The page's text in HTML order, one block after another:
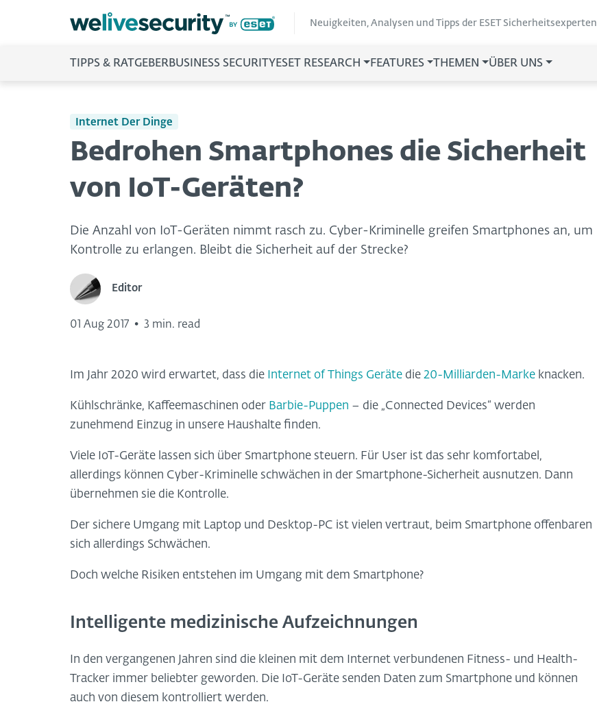
Neuigkeiten, Analysen und Tipps der ESET Sicherheitsexperten
TIPPS & RATGEBERBUSINESS SECURITY ESET RESEARCH FEATURES THEMEN ÜBER UNS
Internet Der Dinge
Bedrohen Smartphones die Sicherheit
von IoT-Geräten?
Die Anzahl von IoT-Geräten nimmt rasch zu. Cyber-Kriminelle greifen Smartphones an, um
Kontrolle zu erlangen. Bleibt die Sicherheit auf der Strecke?
Editor
01 Aug 2017 • 3 min. read
Im Jahr 2020 wird erwartet, dass die Internet of Things Geräte die 20-Milliarden-Marke knacken.
Kühlschränke, Kaffeemaschinen oder Barbie-Puppen – die „Connected Devices“ werden
zunehmend Einzug in unsere Haushalte finden.
Viele IoT-Geräte lassen sich über Smartphone steuern. Für User ist das sehr komfortabel,
allerdings können Cyber-Kriminelle schwächen in der Smartphone-Sicherheit ausnutzen. Dann
übernehmen sie die Kontrolle.
Der sichere Umgang mit Laptop und Desktop-PC ist vielen vertraut, beim Smartphone offenbaren
sich allerdings Schwächen.
Doch welche Risiken entstehen im Umgang mit dem Smartphone?
Intelligente medizinische Aufzeichnungen
In den vergangenen Jahren sind die kleinen mit dem Internet verbundenen Fitness- und Health-
Tracker immer beliebter geworden. Die IoT-Geräte senden Daten zum Smartphone und können
auch von diesem kontrolliert werden.